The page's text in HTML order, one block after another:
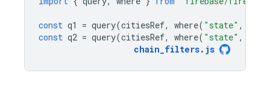
const q1 = query(citiesRef, where( "state" ,
const q2 = query(citiesRef, where( "state" ,
chain_filters. js